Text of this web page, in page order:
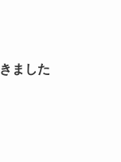
ました